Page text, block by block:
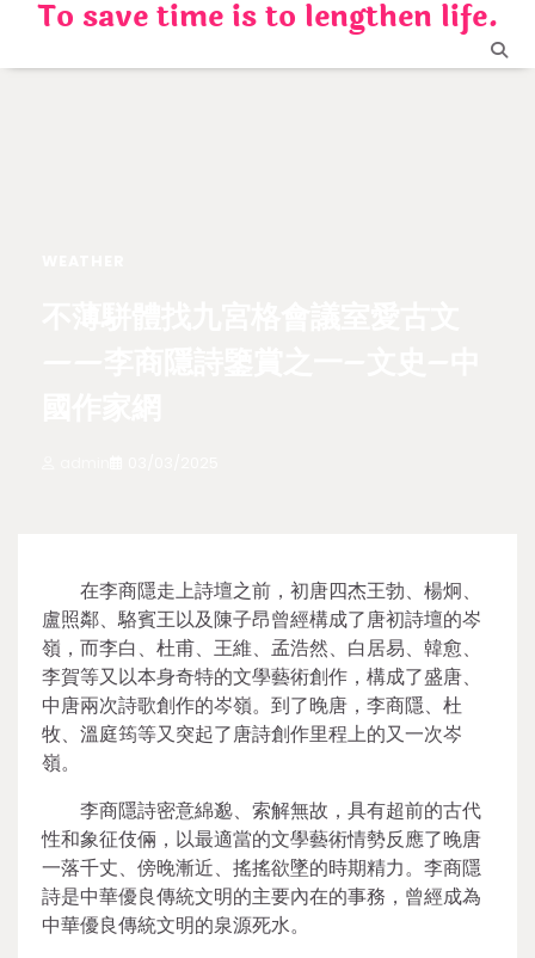
content
To save time is to lengthen life.
在李商隱走上詩壇之前，初唐四杰王勃、楊炯、
盧照鄰、駱賓王以及陳子昂曾經構成了唐初詩壇的岑
嶺，而李白、杜甫、王維、孟浩然、白居易、韓愈、
李賀等又以本身奇特的文學藝術創作，構成了盛唐、
中唐兩次詩歌創作的岑嶺。到了晚唐，李商隱、杜
牧、溫庭筠等又突起了唐詩創作里程上的又一次岑
嶺。
李商隱詩密意綿邈、索解無故，具有超前的古代
性和象征伎倆，以最適當的文學藝術情勢反應了晚唐
一落千丈、傍晚漸近、搖搖欲墜的時期精力。李商隱
詩是中華優良傳統文明的主要內在的事務，曾經成為
中華優良傳統文明的泉源死水。